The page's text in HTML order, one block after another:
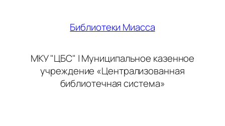
Библиотеки Миасса
МКУ "ЦБС" | Муниципальное казенное
учреждение «Централизованная
библиотечная система»